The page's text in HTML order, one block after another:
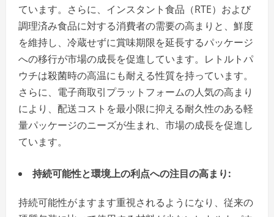
ています。さらに、インスタント食品（RTE）および
調理済み食品に対する消費者の需要の高まりと、鮮度
を維持し、冷蔵せずに賞味期限を延長するパッケージ
への移行が市場の成長を促進しています。レトルトパ
ウチは殺菌時の高温にも耐える性質を持っています。
さらに、電子商取引プラットフォームの人気の高まり
により、配送コストを最小限に抑える耐久性のある軽
量パッケージのニーズが生まれ、市場の成長を促進し
ています。
持続可能性と環境上の利点への注目の高まり:
持続可能性がますます重視されるようになり、従来の